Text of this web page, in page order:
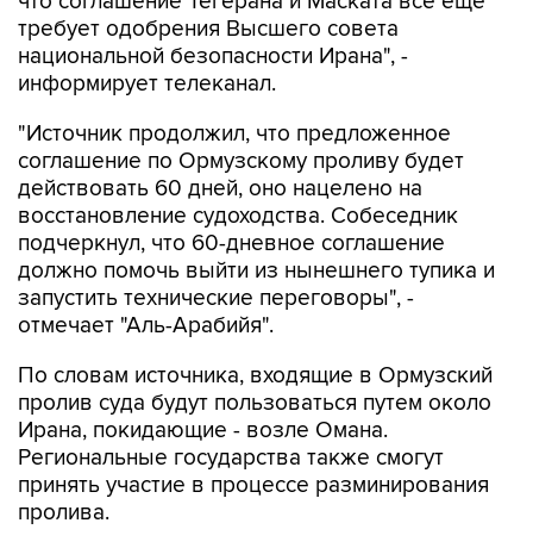
требует одобрения Высшего совета
национальной безопасности Ирана", -
информирует телеканал.
"Источник продолжил, что предложенное
соглашение по Ормузскому проливу будет
действовать 60 дней, оно нацелено на
восстановление судоходства. Собеседник
подчеркнул, что 60-дневное соглашение
должно помочь выйти из нынешнего тупика и
запустить технические переговоры", -
отмечает "Аль-Арабийя".
По словам источника, входящие в Ормузский
пролив суда будут пользоваться путем около
Ирана, покидающие - возле Омана.
Региональные государства также смогут
принять участие в процессе разминирования
пролива.